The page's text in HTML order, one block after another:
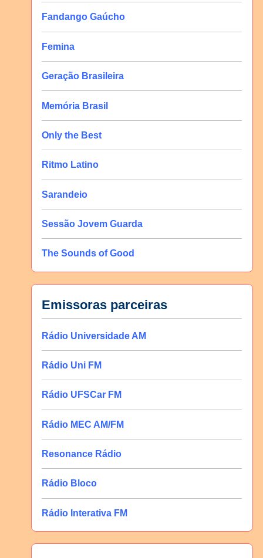
Fandango Gaúcho
Femina
Geração Brasileira
Memória Brasil
Only the Best
Ritmo Latino
Sarandeio
Sessão Jovem Guarda
The Sounds of Good
Emissoras parceiras
Rádio Universidade AM
Rádio Uni FM
Rádio UFSCar FM
Rádio MEC AM/FM
Resonance Rádio
Rádio Bloco
Rádio Interativa FM